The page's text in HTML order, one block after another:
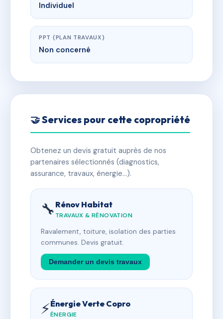
Individuel
PPT (PLAN TRAVAUX)
Non concerné
🤝 Services pour cette copropriété
Obtenez un devis gratuit auprès de nos
partenaires sélectionnés (diagnostics,
assurance, travaux, énergie…).
🔧 Rénov Habitat
TRAVAUX & RÉNOVATION
Ravalement, toiture, isolation des parties
communes. Devis gratuit.
Demander un devis travaux
⚡Énergie Verte Copro
ÉNERGIE